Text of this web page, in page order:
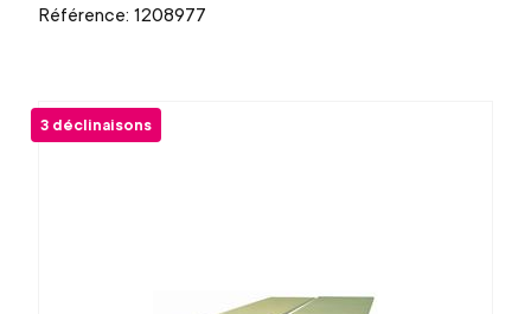
Référence: 1208977
3 déclinaisons